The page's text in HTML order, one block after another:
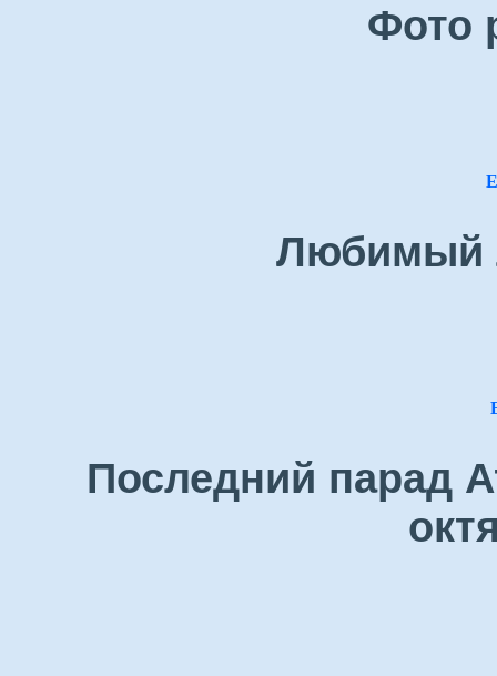
Фото
Любимый
Последний парад